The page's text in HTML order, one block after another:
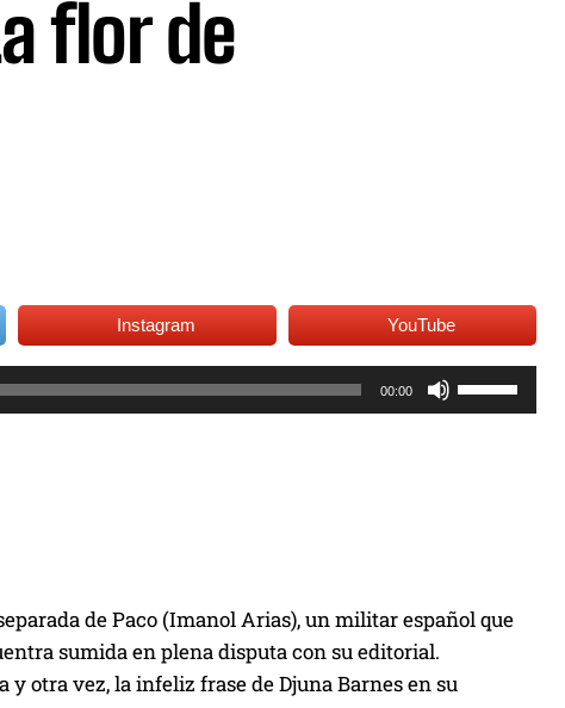
flor de
Instagram YouTube
00:00
U
t
de Paco (Imanol Arias), un militar español que
sumida en plena disputa con su editorial.
y otra vez, la infeliz frase de Djuna Barnes en su